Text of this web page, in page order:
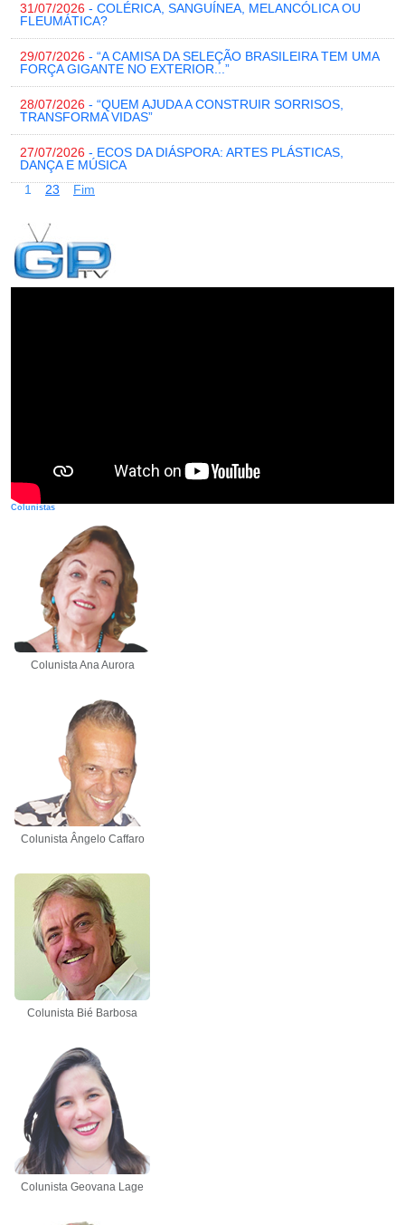
31/07/2026 - COLÉRICA, SANGUÍNEA, MELANCÓLICA OU
FLEUMÁTICA?
29/07/2026 - “A CAMISA DA SELEÇÃO BRASILEIRA TEM UMA
FORÇA GIGANTE NO EXTERIOR...”
28/07/2026 - “QUEM AJUDA A CONSTRUIR SORRISOS,
TRANSFORMA VIDAS”
27/07/2026 - ECOS DA DIÁSPORA: ARTES PLÁSTICAS,
DANÇA E MÚSICA
1
23 Fim
Colunistas
Colunista Ana Aurora
Colunista Ângelo Caffaro
Colunista Bié Barbosa
Colunista Geovana Lage